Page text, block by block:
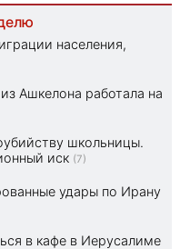
населения,
Ашкелона работала на
школьницы.
иск (7)
удары по Ирану
в кафе в Иерусалиме